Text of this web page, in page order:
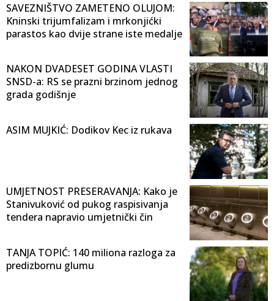
SAVEZNIŠTVO ZAMETENO OLUJOM:
Kninski trijumfalizam i mrkonjićki
parastos kao dvije strane iste medalje
NAKON DVADESET GODINA VLASTI
SNSD-a: RS se prazni brzinom jednog
grada godišnje
ASIM MUJKIĆ: Dodikov Kec iz rukava
UMJETNOST PRESERAVANJA: Kako je
Stanivuković od pukog raspisivanja
tendera napravio umjetnički čin
TANJA TOPIĆ: 140 miliona razloga za
predizbornu glumu